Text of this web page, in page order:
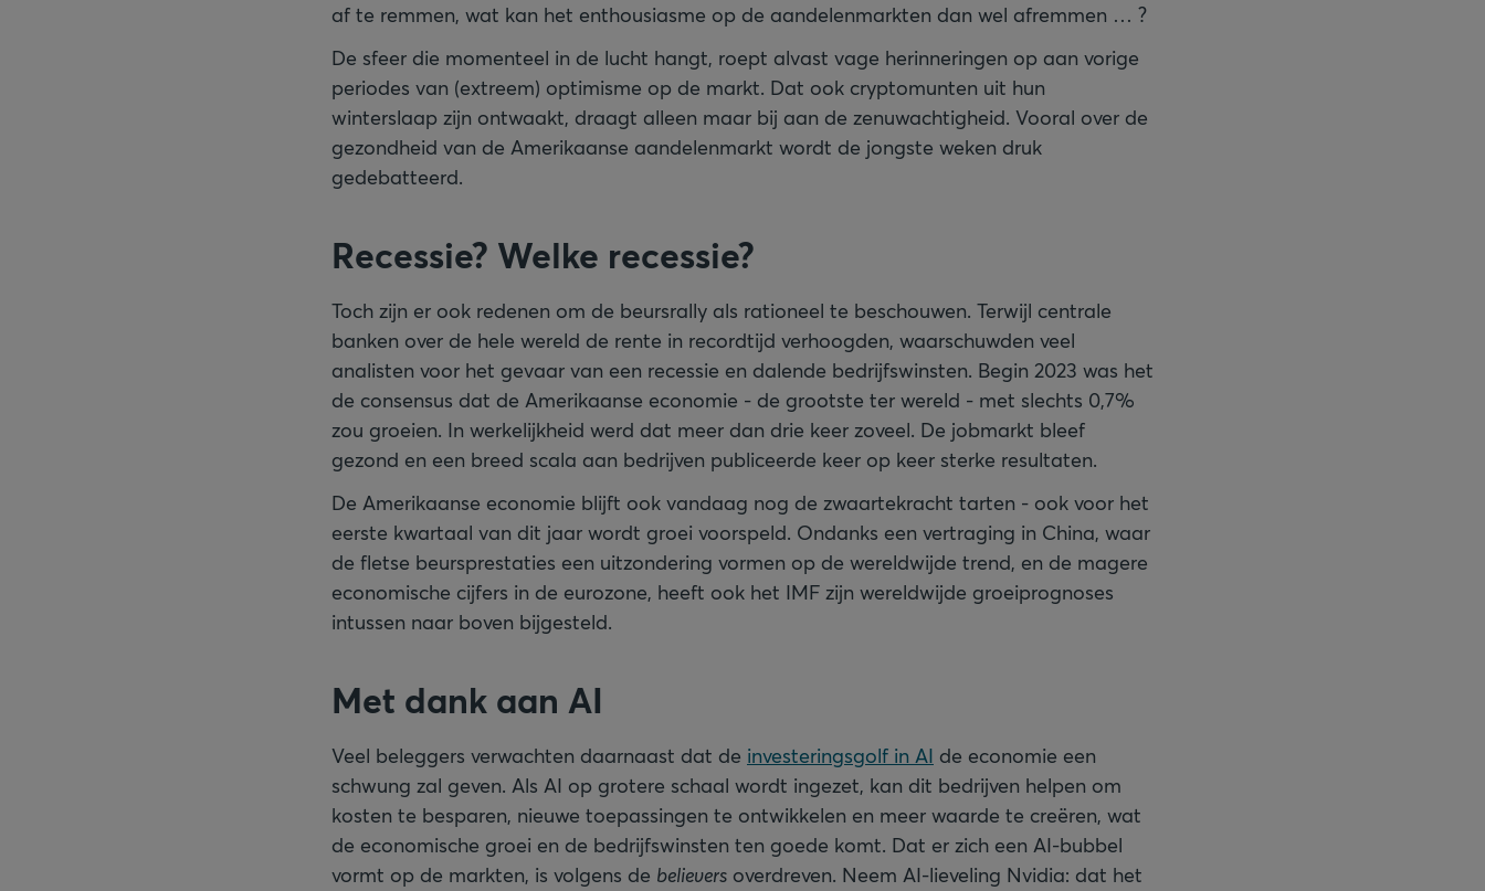
af te remmen, wat kan het enthousiasme op de aandelenmarkten dan wel afremmen … ?
De sfeer die momenteel in de lucht hangt, roept alvast vage herinneringen op aan vorige
periodes van (extreem) optimisme op de markt. Dat ook cryptomunten uit hun
winterslaap zijn ontwaakt, draagt alleen maar bij aan de zenuwachtigheid. Vooral over de
gezondheid van de Amerikaanse aandelenmarkt wordt de jongste weken druk
gedebatteerd.
Recessie? Welke recessie?
Toch zijn er ook redenen om de beursrally als rationeel te beschouwen. Terwijl centrale
banken over de hele wereld de rente in recordtijd verhoogden, waarschuwden veel
analisten voor het gevaar van een recessie en dalende bedrijfswinsten. Begin 2023 was het
de consensus dat de Amerikaanse economie - de grootste ter wereld - met slechts 0,7%
zou groeien. In werkelijkheid werd dat meer dan drie keer zoveel. De jobmarkt bleef
gezond en een breed scala aan bedrijven publiceerde keer op keer sterke resultaten.
De Amerikaanse economie blijft ook vandaag nog de zwaartekracht tarten - ook voor het
eerste kwartaal van dit jaar wordt groei voorspeld. Ondanks een vertraging in China, waar
de fletse beursprestaties een uitzondering vormen op de wereldwijde trend, en de magere
economische cijfers in de eurozone, heeft ook het IMF zijn wereldwijde groeiprognoses
intussen naar boven bijgesteld.
Met dank aan AI
Veel beleggers verwachten daarnaast dat de investeringsgolf in AI de economie een
schwung zal geven. Als AI op grotere schaal wordt ingezet, kan dit bedrijven helpen om
kosten te besparen, nieuwe toepassingen te ontwikkelen en meer waarde te creëren, wat
de economische groei en de bedrijfswinsten ten goede komt. Dat er zich een AI-bubbel
vormt op de markten, is volgens de believers overdreven. Neem AI-lieveling Nvidia: dat het